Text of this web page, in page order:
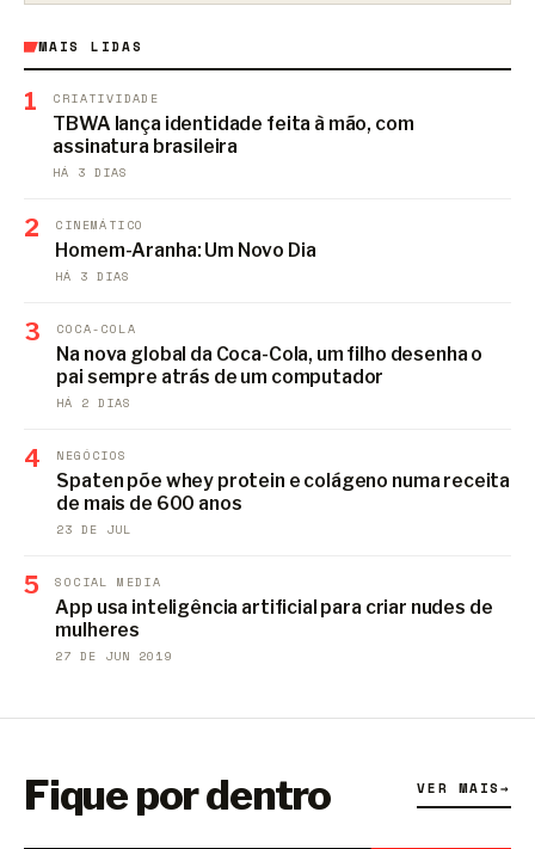
MAIS LIDAS
1 CRIATIVIDADE
TBWA lança identidade feita à mão, com
assinatura brasileira
HÁ 3 DIAS
2 CINEMÁTICO
Homem-Aranha: Um Novo Dia
HÁ 3 DIAS
3 COCA-COLA
Na nova global da Coca-Cola, um filho desenha o
pai sempre atrás de um computador
HÁ 2 DIAS
4 NEGÓCIOS
Spaten põe whey protein e colágeno numa receita
de mais de 600 anos
23 DE JUL
5 SOCIAL MEDIA
App usa inteligência artificial para criar nudes de
mulheres
27 DE JUN 2019
Fique por dentro VER MAIS→